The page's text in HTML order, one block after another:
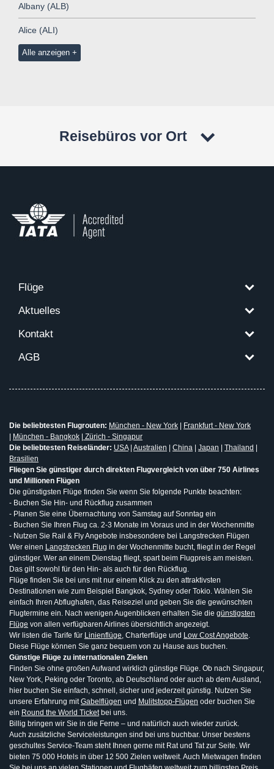
Albany (ALB)
Alice (ALI)
Alle anzeigen
Reisebüros vor Ort
Flüge
Aktuelles
Kontakt
AGB
Die beliebtesten Flugrouten: München - New York
Frankfurt - New York
München - Bangkok
Zürich - Singapur
Die beliebtesten Reiseländer: USA| Australien China Japan Thailand
Brasilien
Fliegen Sie günstiger durch direkten Flugvergleich von über 750 Airlines
und Millionen Flügen
Die günstigsten Flüge finden Sie wenn Sie folgende Punkte beachten:
- Buchen Sie Hin- und Rückflug zusammen
- Planen Sie eine Übernachtung von Samstag auf Sonntag ein
- Buchen Sie Ihren Flug ca. 2-3 Monate im Voraus und in der Wochenmitte
- Nutzen Sie Rail & Fly Angebote insbesondere bei Langstrecken Flügen
Wer einen Langstrecken Flug in der Wochenmitte bucht, fliegt in der Regel
günstiger. Wer an einem Dienstag fliegt, spart beim Flugpreis am meisten.
Das gilt sowohl für den Hin- als auch für den Rückflug.
Flüge finden Sie bei uns mit nur einem Klick zu den attraktivsten
Destinationen wie zum Beispiel Bangkok, Sydney oder Tokio. Wählen Sie
einfach Ihren Abflughafen, das Reiseziel und geben Sie die gewünschten
Flugtermine ein. Nach wenigen Augenblicken erhalten Sie die günstigsten
Flüge von allen verfügbaren Airlines übersichtlich angezeigt.
Wir listen die Tarife für Linienflüge, Charterflüge und Low Cost Angebote.
Diese Flüge können Sie ganz bequem von zu Hause aus buchen.
Günstige Flüge zu internationalen Zielen
Finden Sie ohne großen Aufwand wirklich günstige Flüge. Ob nach Singapur,
New York, Peking oder Toronto, ab Deutschland oder auch ab dem Ausland,
hier buchen Sie einfach, schnell, sicher und jederzeit günstig. Nutzen Sie
unsere Erfahrung mitGabelflügen und Mulitstopp-Flügen oder buchen Sie
ein Round the World Ticketbei uns.
Billig bringen wir Sie in die Ferne – und natürlich auch wieder zurück.
Auch zusätzliche Serviceleistungen sind bei uns buchbar. Unser bestens
geschultes Service-Team steht Ihnen gerne mit Rat und Tat zur Seite. Wir
bieten 75 000 Hotels in über 12 500 Zielen weltweit. Auch Mietwagen finden